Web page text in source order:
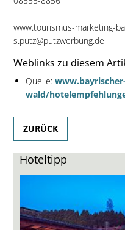
www.tourismus-marketing-
s.putz@putzwerbung.de
Weblinks zu diesem
Quelle:
wald/
ZURÜCK
Hoteltipp